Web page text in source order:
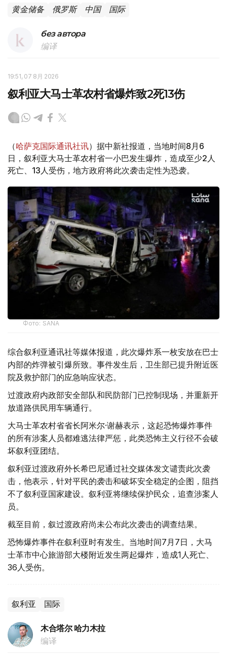
黄金储备 俄罗斯 中国 国际
без автора
编译
19:51, 07 8月 2026
叙利亚大马士革农村省爆炸致2死13伤
（哈萨克国际通讯社讯）据中新社报道，当地时间8月6
日，叙利亚大马士革农村省一小巴发生爆炸，造成至少2人
死亡、13人受伤，地方政府将此次袭击定性为恐袭。
Фото: SANA
综合叙利亚通讯社等媒体报道，此次爆炸系一枚安放在巴士
内部的炸弹被引爆所致。事件发生后，卫生部已提升附近医
院及救护部门的应急响应状态。
过渡政府内政部安全部队和民防部门已控制现场，并重新开
放道路供民用车辆通行。
大马士革农村省省长阿米尔·谢赫表示，这起恐怖爆炸事件
的所有涉案人员都难逃法律严惩，此类恐怖主义行径不会破
坏叙利亚团结。
叙利亚过渡政府外长希巴尼通过社交媒体发文谴责此次袭
击，他表示，针对平民的袭击和破坏安全稳定的企图，阻挡
不了叙利亚国家建设。叙利亚将继续保护民众，追查涉案人
员。
截至目前，叙过渡政府尚未公布此次袭击的调查结果。
恐怖爆炸事件在叙利亚时有发生。当地时间7月7日，大马
士革市中心旅游部大楼附近发生两起爆炸，造成1人死亡、
36人受伤。
叙利亚 国际
木合塔尔 哈力木拉
编译